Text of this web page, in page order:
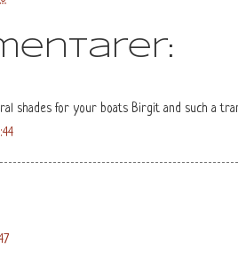
shades for your boats Birgit and such a